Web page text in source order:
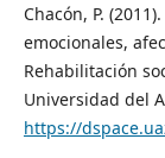
Chacón, P.
emocionales,
Rehabilitación
Universidad del
https://